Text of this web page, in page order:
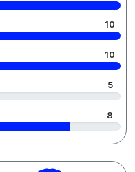
10
10
5
8